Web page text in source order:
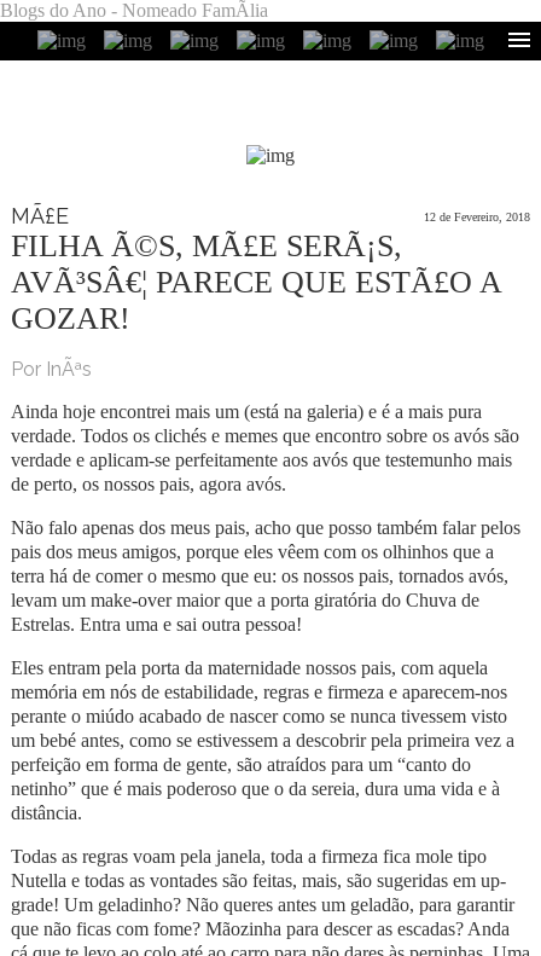
Blogs do Ano - Nomeado FamÃ­lia
MÃ£E 12 de Fevereiro, 2018
FILHA Ã©S, MÃ£E SERÃ¡S,
AVÃ³SÂ€¦ PARECE QUE ESTÃ£O A
GOZAR!
Por InÃªs
Ainda hoje encontrei mais um (está na galeria) e é a mais pura
verdade. Todos os clichés e memes que encontro sobre os avós são
verdade e aplicam-se perfeitamente aos avós que testemunho mais
de perto, os nossos pais, agora avós.
Não falo apenas dos meus pais, acho que posso também falar pelos
pais dos meus amigos, porque eles vêem com os olhinhos que a
terra há de comer o mesmo que eu: os nossos pais, tornados avós,
levam um make-over maior que a porta giratória do Chuva de
Estrelas. Entra uma e sai outra pessoa!
Eles entram pela porta da maternidade nossos pais, com aquela
memória em nós de estabilidade, regras e firmeza e aparecem-nos
perante o miúdo acabado de nascer como se nunca tivessem visto
um bebé antes, como se estivessem a descobrir pela primeira vez a
perfeição em forma de gente, são atraídos para um “canto do
netinho” que é mais poderoso que o da sereia, dura uma vida e à
distância.
Todas as regras voam pela janela, toda a firmeza fica mole tipo
Nutella e todas as vontades são feitas, mais, são sugeridas em up-
grade! Um geladinho? Não queres antes um geladão, para garantir
que não ficas com fome? Mãozinha para descer as escadas? Anda